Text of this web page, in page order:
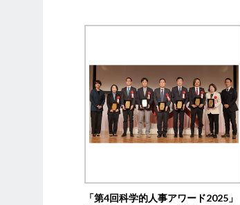
「第4回科学的人事アワード2025」